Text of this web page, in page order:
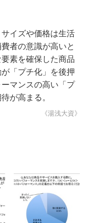
イズや価格は生活
者の意識が高いと
素を確保した商品
「プチ化」を後押
マンスの高い「プ
が高まる。
《湯浅大資》